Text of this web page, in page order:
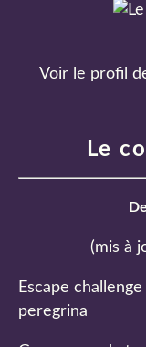
Voir le profil
Le
(mis à
Escape
peregrina